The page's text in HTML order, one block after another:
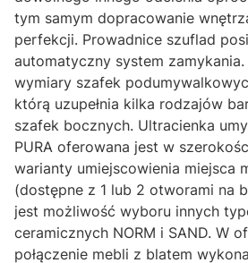
tym samym dopracowanie
perfekcji. Prowadnice szuflad
automatyczny system
wymiary szafek
którą uzupełnia kilka rodzajów
szafek bocznych. Ultracienka
PURA oferowana jest w
warianty umiejscowienia miejsca
(dostępne z 1 lub 2 otworami na
jest możliwość wyboru innych
ceramicznych NORM i SAND. W
połączenie mebli z blatem